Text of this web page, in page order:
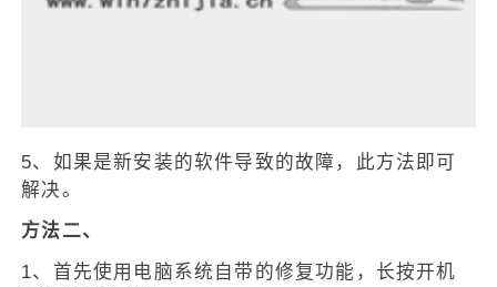
5、如果是新安装的软件导致的故障，此方法即可
解决。
方法二、
1、首先使用电脑系统自带的修复功能，长按开机